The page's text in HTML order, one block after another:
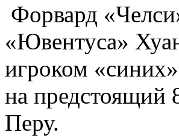
Форвард
«Ювентуса»
игроком
на предстоящий
Перу.